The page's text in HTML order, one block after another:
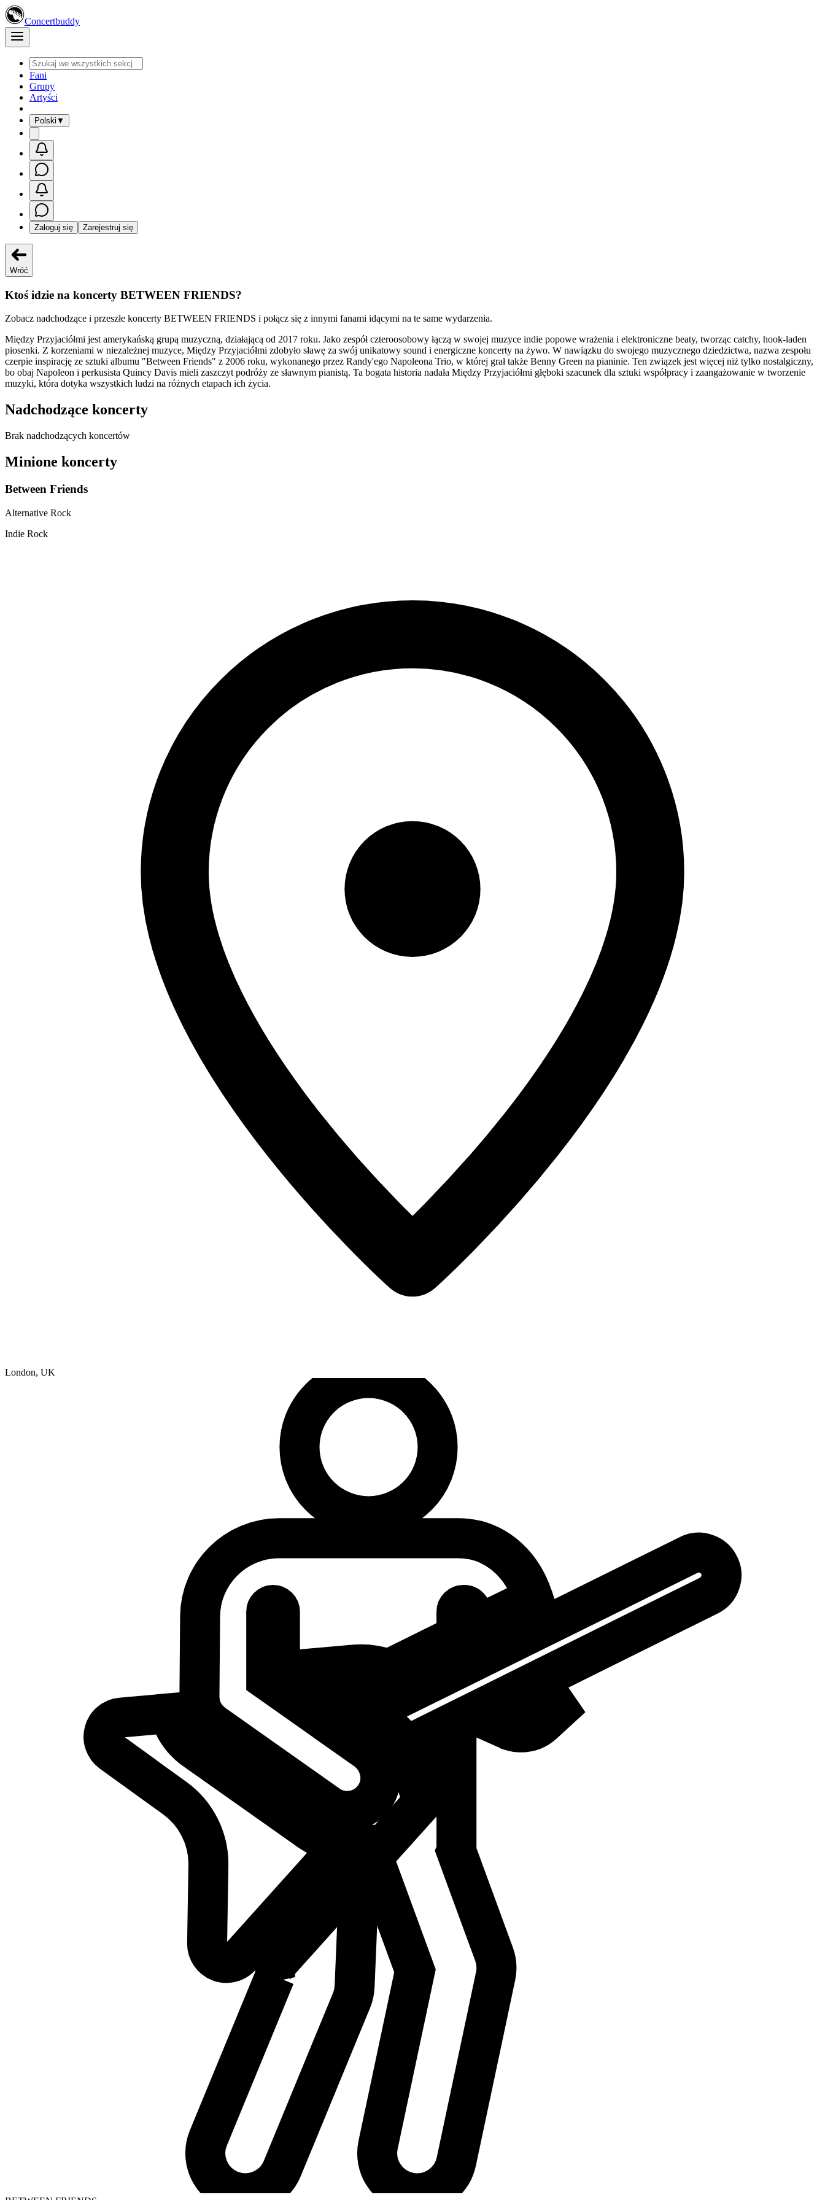
Concertbuddy
Fani
Grupy
Artyści
Polski ▼
Zaloguj się Zarejestruj się
Wróć
Ktoś idzie na koncerty BETWEEN FRIENDS?
Zobacz nadchodzące i przeszłe koncerty BETWEEN FRIENDS i połącz się z innymi fanami idącymi na te same wydarzenia.
Między Przyjaciółmi jest amerykańską grupą muzyczną, działającą od 2017 roku. Jako zespół czteroosobowy łączą w swojej muzyce indie popowe wrażenia i elektroniczne beaty, tworząc catchy, hook-laden
piosenki. Z korzeniami w niezależnej muzyce, Między Przyjaciółmi zdobyło sławę za swój unikatowy sound i energiczne koncerty na żywo. W nawiązku do swojego muzycznego dziedzictwa, nazwa zespołu
czerpie inspirację ze sztuki albumu "Between Friends" z 2006 roku, wykonanego przez Randy'ego Napoleona Trio, w której grał także Benny Green na pianinie. Ten związek jest więcej niż tylko nostalgiczny,
bo obaj Napoleon i perkusista Quincy Davis mieli zaszczyt podróży ze sławnym pianistą. Ta bogata historia nadała Między Przyjaciółmi głęboki szacunek dla sztuki współpracy i zaangażowanie w tworzenie
muzyki, która dotyka wszystkich ludzi na różnych etapach ich życia.
Nadchodzące koncerty
Brak nadchodzących koncertów
Minione koncerty
Between Friends
Alternative Rock
Indie Rock
London, UK